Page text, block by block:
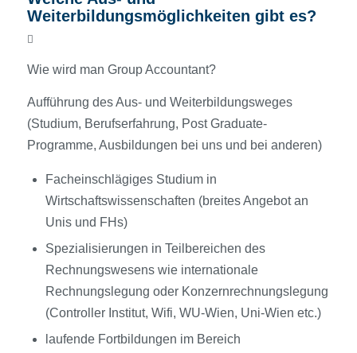
Weiterbildungsmöglichkeiten gibt es?
Wie wird man Group Accountant?
Aufführung des Aus- und Weiterbildungsweges
(Studium, Berufserfahrung, Post Graduate-
Programme, Ausbildungen bei uns und bei anderen)
Facheinschlägiges Studium in
Wirtschaftswissenschaften (breites Angebot an
Unis und FHs)
Spezialisierungen in Teilbereichen des
Rechnungswesens wie internationale
Rechnungslegung oder Konzernrechnungslegung
(Controller Institut, Wifi, WU-Wien, Uni-Wien etc.)
laufende Fortbildungen im Bereich